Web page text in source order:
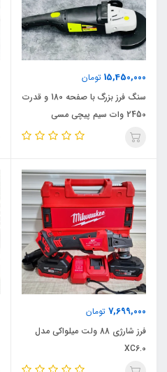
15,450,000 تومان
سنگ فرز بزرگ با صفحه 180 و قدرت
2450 وات سیم پیچی مسی
ایکسکورت مدل 2400W_8 اصلی
7,699,000 تومان
فرز شارژی 88 ولت میلواکی مدل
XC6.0